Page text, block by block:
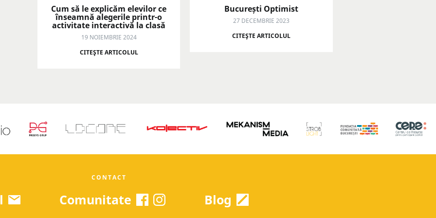
Cum să le explicăm elevilor ce
înseamnă alegerile printr-o
activitate interactivă la clasă
19 NOIEMBRIE 2024
CITEŞTE ARTICOLUL
București Optimist
27 DECEMBRIE 2023
CITEŞTE ARTICOLUL
CONTACT
Comunitate Blog